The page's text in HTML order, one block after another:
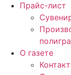
Прайс-лист
О газете